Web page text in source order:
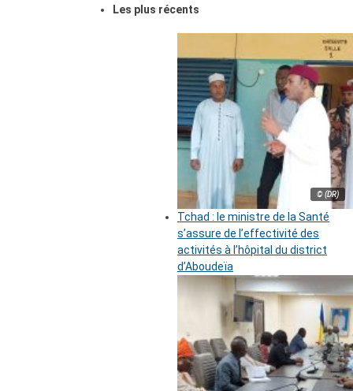
Les plus récents
© (DR)
Tchad : le ministre de la Santé
s’assure de l’effectivité des
activités à l’hôpital du district
d’Aboudeïa